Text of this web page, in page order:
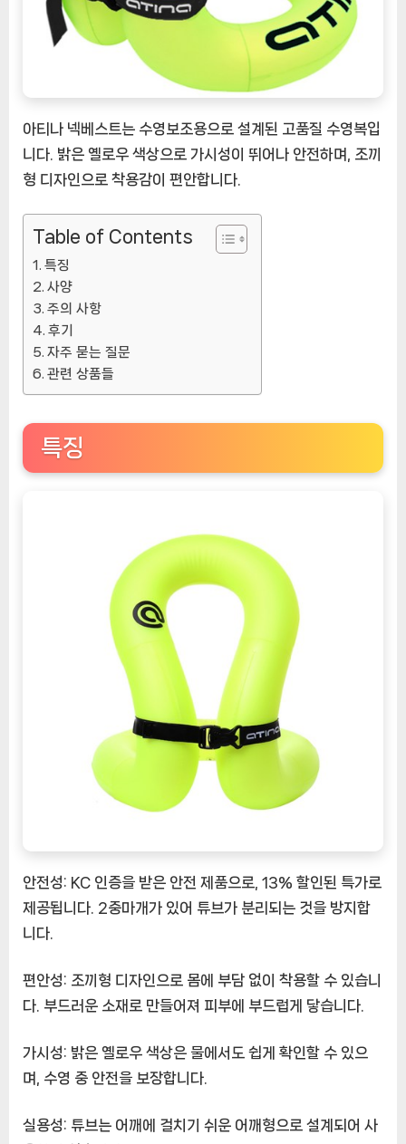
수
영
거
움
즐
기
요
ㅣ
추
천
상
품]
아티나 넥베스트는 수영보조용으로 설계된 고품질 수영복입
니다. 밝은 옐로우 색상으로 가시성이 뛰어나 안전하며, 조끼
형 디자인으로 착용감이 편안합니다.
Table of Contents
특징
사양
주의 사항
후기
자주 묻는 질문
관련 상품들
특징
안전성: KC 인증을 받은 안전 제품으로, 13% 할인된 특가로
제공됩니다. 2중마개가 있어 튜브가 분리되는 것을 방지합
니다.
편안성: 조끼형 디자인으로 몸에 부담 없이 착용할 수 있습니
다. 부드러운 소재로 만들어져 피부에 부드럽게 닿습니다.
가시성: 밝은 옐로우 색상은 물에서도 쉽게 확인할 수 있으
며, 수영 중 안전을 보장합니다.
실용성: 튜브는 어깨에 걸치기 쉬운 어깨형으로 설계되어 사